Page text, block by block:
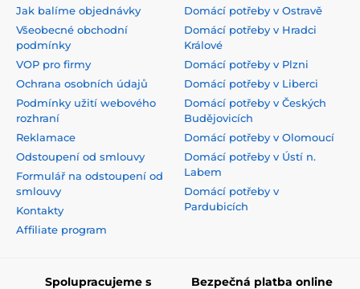
Jak balíme objednávky
Všeobecné obchodní
podmínky
VOP pro firmy
Ochrana osobních údajů
Podmínky užití webového
rozhraní
Reklamace
Odstoupení od smlouvy
Formulář na odstoupení od
smlouvy
Kontakty
Affiliate program
Domácí potřeby v Ostravě
Domácí potřeby v Hradci
Králové
Domácí potřeby v Plzni
Domácí potřeby v Liberci
Domácí potřeby v Českých
Budějovicích
Domácí potřeby v Olomoucí
Domácí potřeby v Ústí n.
Labem
Domácí potřeby v
Pardubicích
Spolupracujeme s
Bezpečná platba online